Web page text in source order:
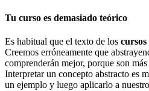
Tu curso es demasiado teórico
Es habitual que el texto de los cursos
Creemos erróneamente que
comprenderán mejor, porque son
Interpretar un concepto abstracto es
un ejemplo y luego aplicarlo a